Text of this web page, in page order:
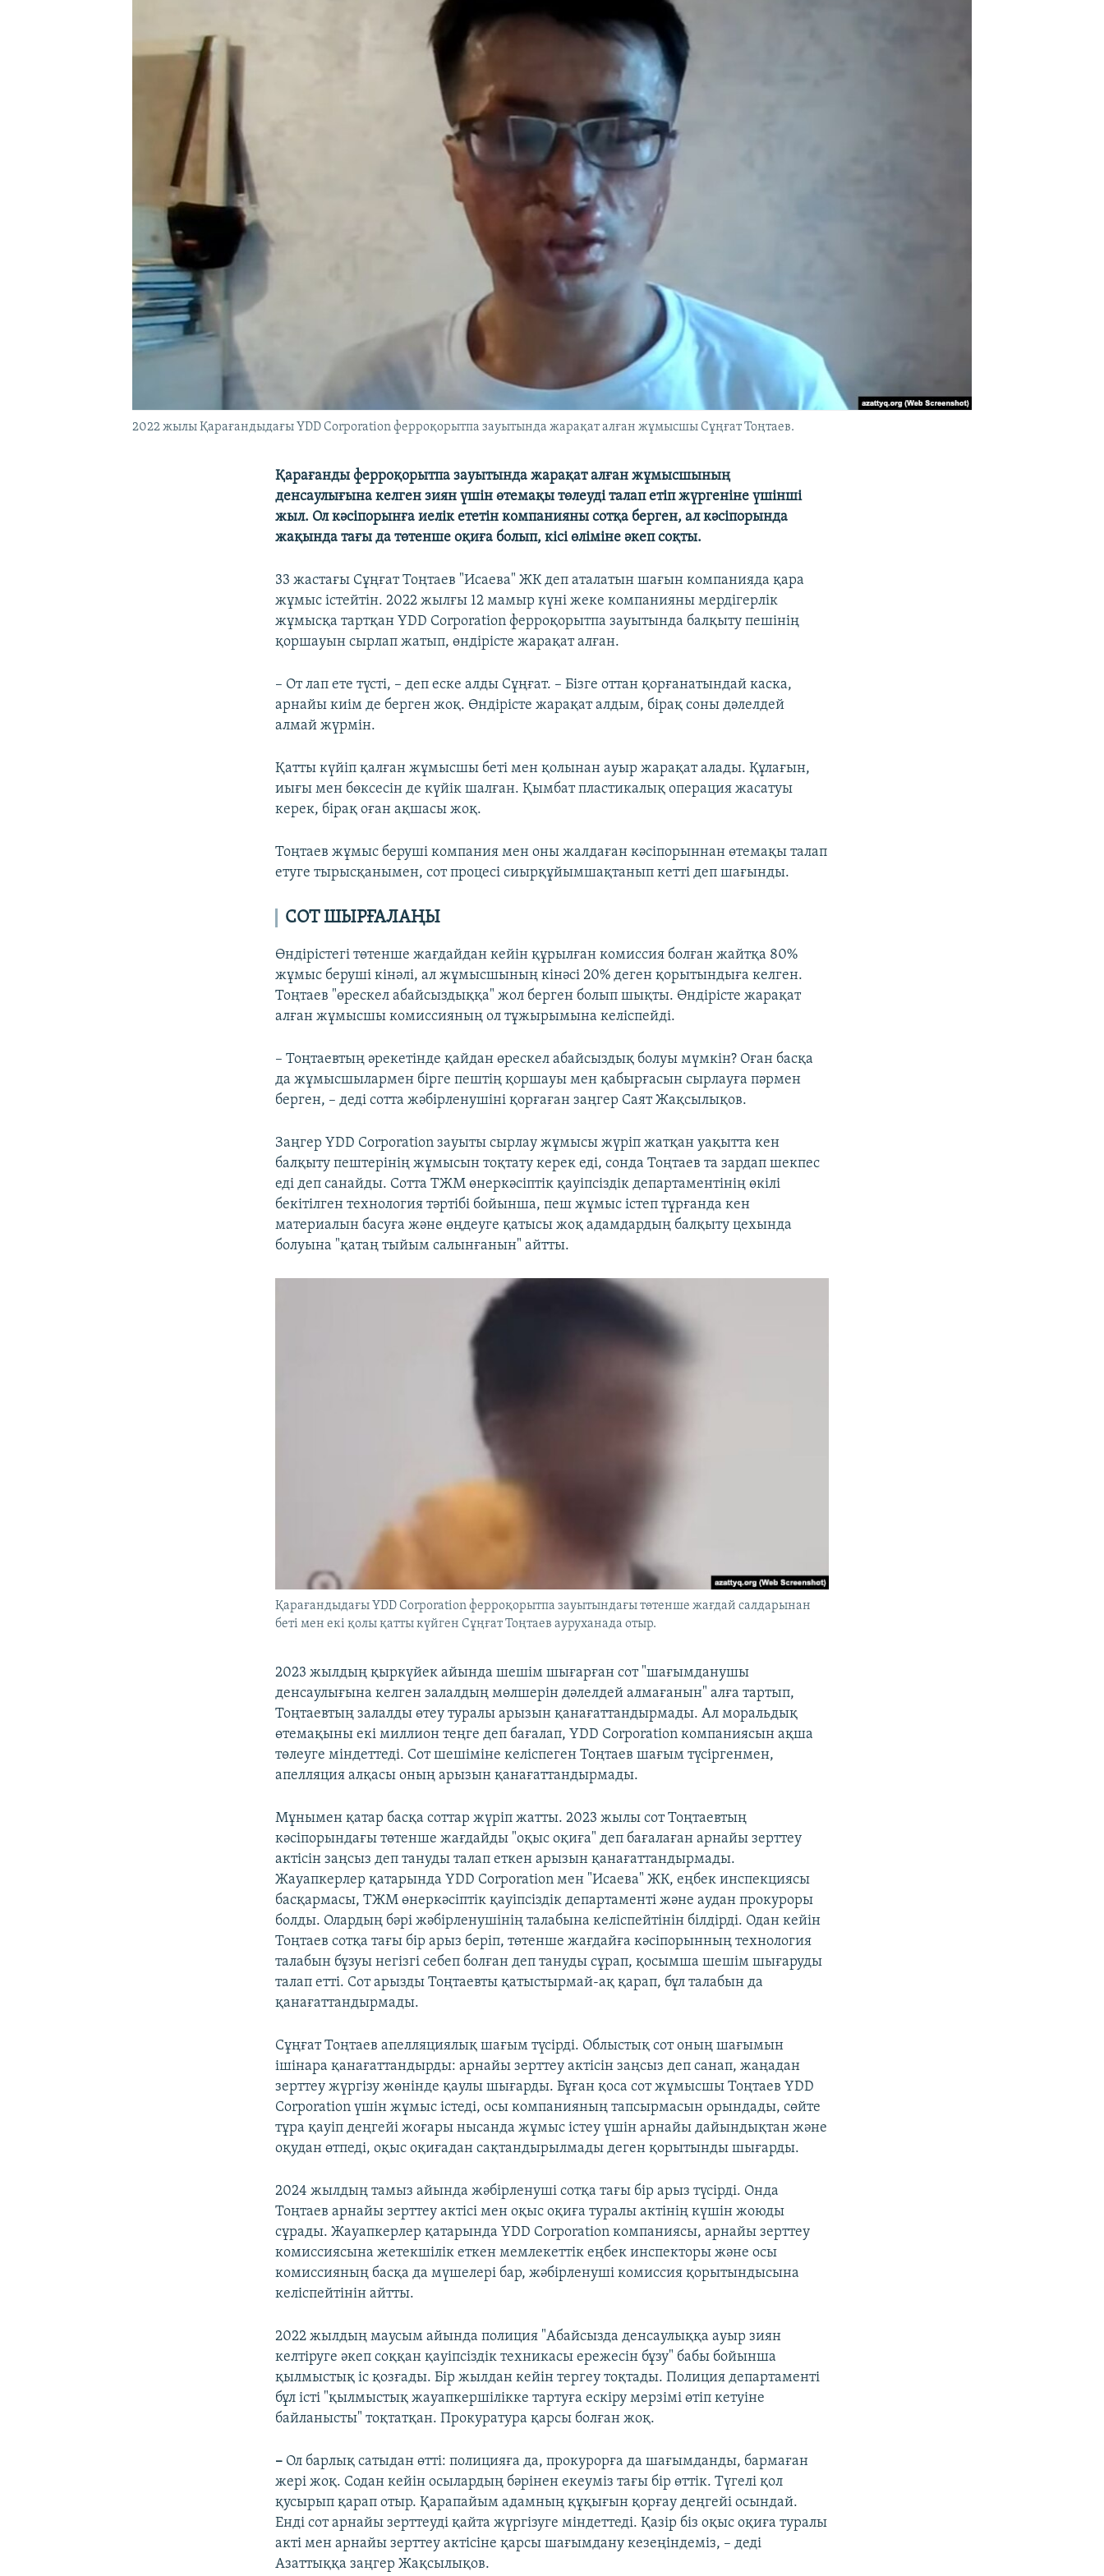
2022 жылы Қарағандыдағы YDD Corporation ферроқорытпа зауытында жарақат алған жұмысшы Сұңғат Тоңтаев.
Қарағанды ферроқорытпа зауытында жарақат алған жұмысшының
денсаулығына келген зиян үшін өтемақы төлеуді талап етіп жүргеніне үшінші
жыл. Ол кәсіпорынға иелік ететін компанияны сотқа берген, ал кәсіпорында
жақында тағы да төтенше оқиға болып, кісі өліміне әкеп соқты.
33 жастағы Сұңғат Тоңтаев "Исаева" ЖК деп аталатын шағын компанияда қара
жұмыс істейтін. 2022 жылғы 12 мамыр күні жеке компанияны мердігерлік
жұмысқа тартқан YDD Corporation ферроқорытпа зауытында балқыту пешінің
қоршауын сырлап жатып, өндірісте жарақат алған.
– От лап ете түсті, – деп еске алды Сұңғат. – Бізге оттан қорғанатындай каска,
арнайы киім де берген жоқ. Өндірісте жарақат алдым, бірақ соны дәлелдей
алмай жүрмін.
Қатты күйіп қалған жұмысшы беті мен қолынан ауыр жарақат алады. Құлағын,
иығы мен бөксесін де күйік шалған. Қымбат пластикалық операция жасатуы
керек, бірақ оған ақшасы жоқ.
Тоңтаев жұмыс беруші компания мен оны жалдаған кәсіпорыннан өтемақы талап
етуге тырысқанымен, сот процесі сиырқұйымшақтанып кетті деп шағынды.
СОТ ШЫРҒАЛАҢЫ
Өндірістегі төтенше жағдайдан кейін құрылған комиссия болған жайтқа 80%
жұмыс беруші кінәлі, ал жұмысшының кінәсі 20% деген қорытындыға келген.
Тоңтаев "өрескел абайсыздыққа" жол берген болып шықты. Өндірісте жарақат
алған жұмысшы комиссияның ол тұжырымына келіспейді.
– Тоңтаевтың әрекетінде қайдан өрескел абайсыздық болуы мүмкін? Оған басқа
да жұмысшылармен бірге пештің қоршауы мен қабырғасын сырлауға пәрмен
берген, – деді сотта жәбірленушіні қорғаған заңгер Саят Жақсылықов.
Заңгер YDD Corporation зауыты сырлау жұмысы жүріп жатқан уақытта кен
балқыту пештерінің жұмысын тоқтату керек еді, сонда Тоңтаев та зардап шекпес
еді деп санайды. Сотта ТЖМ өнеркәсіптік қауіпсіздік департаментінің өкілі
бекітілген технология тәртібі бойынша, пеш жұмыс істеп тұрғанда кен
материалын басуға және өңдеуге қатысы жоқ адамдардың балқыту цехында
болуына "қатаң тыйым салынғанын" айтты.
Қарағандыдағы YDD Corporation ферроқорытпа зауытындағы төтенше жағдай салдарынан
беті мен екі қолы қатты күйген Сұңғат Тоңтаев ауруханада отыр.
2023 жылдың қыркүйек айында шешім шығарған сот "шағымданушы
денсаулығына келген залалдың мөлшерін дәлелдей алмағанын" алға тартып,
Тоңтаевтың залалды өтеу туралы арызын қанағаттандырмады. Ал моральдық
өтемақыны екі миллион теңге деп бағалап, YDD Corporation компаниясын ақша
төлеуге міндеттеді. Сот шешіміне келіспеген Тоңтаев шағым түсіргенмен,
апелляция алқасы оның арызын қанағаттандырмады.
Мұнымен қатар басқа соттар жүріп жатты. 2023 жылы сот Тоңтаевтың
кәсіпорындағы төтенше жағдайды "оқыс оқиға" деп бағалаған арнайы зерттеу
актісін заңсыз деп тануды талап еткен арызын қанағаттандырмады.
Жауапкерлер қатарында YDD Corporation мен "Исаева" ЖК, еңбек инспекциясы
басқармасы, ТЖМ өнеркәсіптік қауіпсіздік департаменті және аудан прокуроры
болды. Олардың бәрі жәбірленушінің талабына келіспейтінін білдірді. Одан кейін
Тоңтаев сотқа тағы бір арыз беріп, төтенше жағдайға кәсіпорынның технология
талабын бұзуы негізгі себеп болған деп тануды сұрап, қосымша шешім шығаруды
талап етті. Сот арызды Тоңтаевты қатыстырмай-ақ қарап, бұл талабын да
қанағаттандырмады.
Сұңғат Тоңтаев апелляциялық шағым түсірді. Облыстық сот оның шағымын
ішінара қанағаттандырды: арнайы зерттеу актісін заңсыз деп санап, жаңадан
зерттеу жүргізу жөнінде қаулы шығарды. Бұған қоса сот жұмысшы Тоңтаев YDD
Corporation үшін жұмыс істеді, осы компанияның тапсырмасын орындады, сөйте
тұра қауіп деңгейі жоғары нысанда жұмыс істеу үшін арнайы дайындықтан және
оқудан өтпеді, оқыс оқиғадан сақтандырылмады деген қорытынды шығарды.
2024 жылдың тамыз айында жәбірленуші сотқа тағы бір арыз түсірді. Онда
Тоңтаев арнайы зерттеу актісі мен оқыс оқиға туралы актінің күшін жоюды
сұрады. Жауапкерлер қатарында YDD Corporation компаниясы, арнайы зерттеу
комиссиясына жетекшілік еткен мемлекеттік еңбек инспекторы және осы
комиссияның басқа да мүшелері бар, жәбірленуші комиссия қорытындысына
келіспейтінін айтты.
2022 жылдың маусым айында полиция "Абайсызда денсаулыққа ауыр зиян
келтіруге әкеп соққан қауіпсіздік техникасы ережесін бұзу" бабы бойынша
қылмыстық іс қозғады. Бір жылдан кейін тергеу тоқтады. Полиция департаменті
бұл істі "қылмыстық жауапкершілікке тартуға ескіру мерзімі өтіп кетуіне
байланысты" тоқтатқан. Прокуратура қарсы болған жоқ.
– Ол барлық сатыдан өтті: полицияға да, прокурорға да шағымданды, бармаған
жері жоқ. Содан кейін осылардың бәрінен екеуміз тағы бір өттік. Түгелі қол
қусырып қарап отыр. Қарапайым адамның құқығын қорғау деңгейі осындай.
Енді сот арнайы зерттеуді қайта жүргізуге міндеттеді. Қазір біз оқыс оқиға туралы
акті мен арнайы зерттеу актісіне қарсы шағымдану кезеңіндеміз, – деді
Азаттыққа заңгер Жақсылықов.